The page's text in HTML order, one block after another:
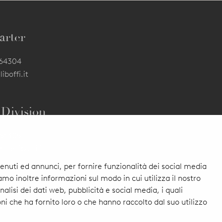
ed annunci, per fornire funzionalità dei social media
inoltre informazioni sul modo in cui utilizza il nostro
dei dati web, pubblicità e social media, i quali
che ha fornito loro o che hanno raccolto dal suo utilizzo